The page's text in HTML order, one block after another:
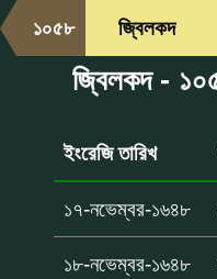
১০৫৮ জ্বিলকদ
জ্বিলকদ -
ইংরেজি তারিখ
১৭-নভেম্বর-১৬৪৮
১৮-নভেম্বর-১৬৪৮